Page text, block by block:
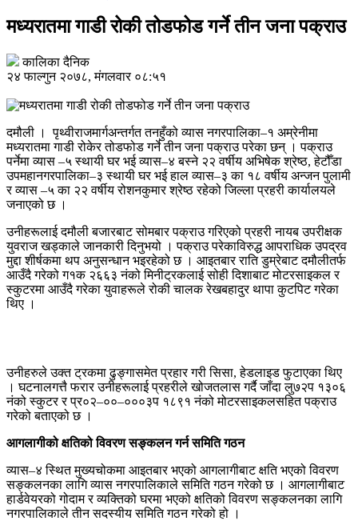
मध्यरातमा गाडी रोकी तोडफोड गर्ने तीन जना पक्राउ
कालिका दैनिक
२४ फाल्गुन २०७८, मंगलवार ०८:५१
दमौली । पृथ्वीराजमार्गअन्तर्गत तनहुँको व्यास नगरपालिका–१ अम्रेनीमा
मध्यरातमा गाडी रोकेर तोडफोड गर्ने तीन जना पक्राउ परेका छन् । पक्राउ
पर्नेमा व्यास –५ स्थायी घर भई व्यास–४ बस्ने २२ वर्षीय अभिषेक श्रेष्ठ, हेटौँडा
उपमहानगरपालिका–३ स्थायी घर भई हाल व्यास–३ का १८ वर्षीय अन्जन पुलामी
र व्यास –५ का २२ वर्षीय रोशनकुमार श्रेष्ठ रहेको जिल्ला प्रहरी कार्यालयले
जनाएको छ ।
उनीहरूलाई दमौली बजारबाट सोमबार पक्राउ गरिएको प्रहरी नायब उपरीक्षक
युवराज खड्काले जानकारी दिनुभयो । पक्राउ परेकाविरुद्ध आपराधिक उपद्रव
मुद्दा शीर्षकमा थप अनुसन्धान भइरहेको छ । आइतबार राति डुम्रेबाट दमौलीतर्फ
आउँदै गरेको ग१क २६६३ नंको मिनीट्रकलाई सोही दिशाबाट मोटरसाइकल र
स्कुटरमा आउँदै गरेका युवाहरूले रोकी चालक रेखबहादुर थापा कुटपिट गरेका
थिए ।
उनीहरुले उक्त ट्रकमा ढुङ्गासमेत प्रहार गरी सिसा, हेडलाइड फुटाएका थिए
। घटनालगत्तै फरार उनीहरूलाई प्रहरीले खोजतलास गर्दै जाँदा लु७२प १३०६
नंको स्कुटर र प्र०२–००–०००३प १८९१ नंको मोटरसाइकलसहित पक्राउ
गरेको बताएको छ ।
आगलागीको क्षतिको विवरण सङ्कलन गर्न समिति गठन
व्यास–४ स्थित मुख्यचोकमा आइतबार भएको आगलागीबाट क्षति भएको विवरण
सङ्कलनका लागि व्यास नगरपालिकाले समिति गठन गरेको छ । आगलागीबाट
हार्डवेयरको गोदाम र व्यक्तिको घरमा भएको क्षतिको विवरण सङ्कलनका लागि
नगरपालिकाले तीन सदस्यीय समिति गठन गरेको हो ।